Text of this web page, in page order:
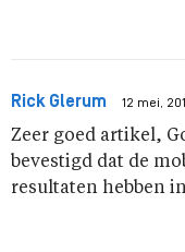
Rick Glerum 12 mei,
Zeer goed artikel,
bevestigd dat de
resultaten hebben